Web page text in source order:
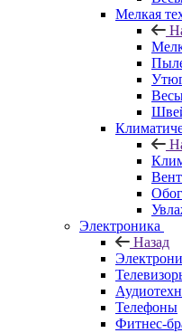
Мелкая
Электроника
Назад
Телефоны
Фитнес-